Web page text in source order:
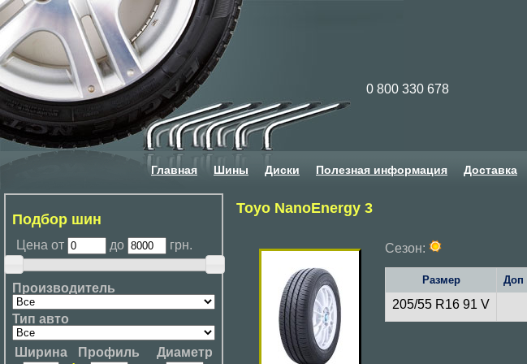
0 800 330 678
Главная Шины Диски Полезная информация Доставка
Подбор шин
Цена от до грн.
Производитель
Тип авто
Ширина Профиль Диаметр
Toyo NanoEnergy 3
Сезон:
Размер Доп
205/55 R16 91 V